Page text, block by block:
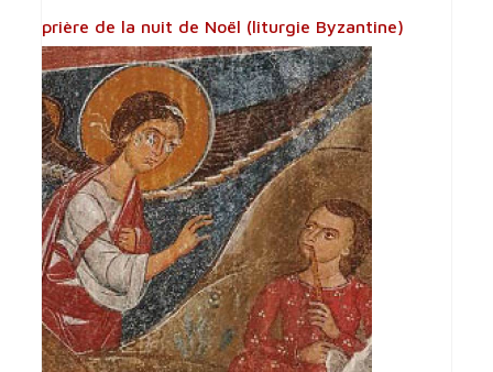
prière de la nuit de Noël (liturgie Byzantine)